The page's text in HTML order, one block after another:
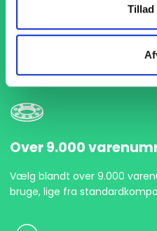
Tillad
Med hurtig levering på kun 1-
projekter aldrig bliver
præcist og til tiden, så du
Over 9.000
Vælg blandt over 9.000
bruge, lige fra